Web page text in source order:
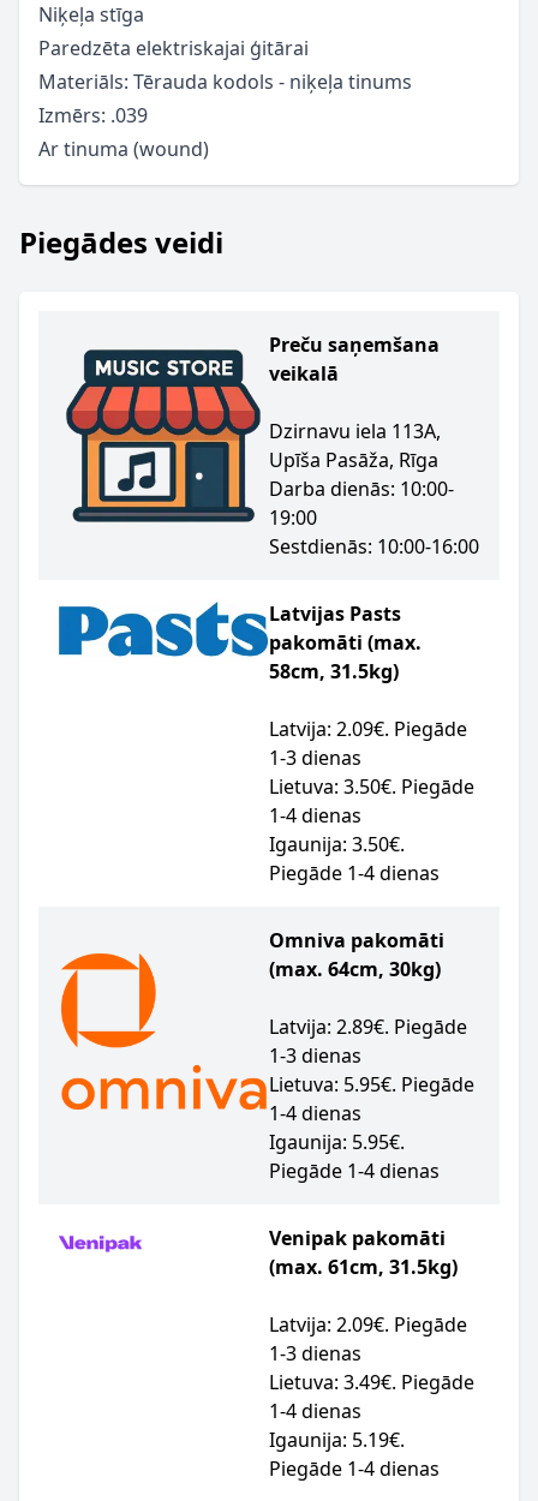
Niķeļa stīga
Paredzēta elektriskajai ģitārai
Materiāls: Tērauda kodols - niķeļa tinums
Izmērs: .039
Ar tinuma (wound)
Piegādes veidi
Preču saņemšana
veikalā
Dzirnavu iela 113A,
Upīša Pasāža, Rīga
Darba dienās: 10:00-
19:00
Sestdienās: 10:00-16:00
Latvijas Pasts
pakomāti (max.
58cm, 31.5kg)
Latvija: 2.09€. Piegāde
1-3 dienas
Lietuva: 3.50€. Piegāde
1-4 dienas
Igaunija: 3.50€.
Piegāde 1-4 dienas
Omniva pakomāti
(max. 64cm, 30kg)
Latvija: 2.89€. Piegāde
1-3 dienas
Lietuva: 5.95€. Piegāde
1-4 dienas
Igaunija: 5.95€.
Piegāde 1-4 dienas
Venipak pakomāti
(max. 61cm, 31.5kg)
Latvija: 2.09€. Piegāde
1-3 dienas
Lietuva: 3.49€. Piegāde
1-4 dienas
Igaunija: 5.19€.
Piegāde 1-4 dienas